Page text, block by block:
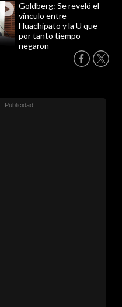
Goldberg: Se reveló el
vínculo entre
Huachipato y la U que
por tanto tiempo
negaron